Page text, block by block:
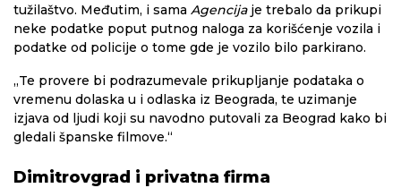
tužilaštvo. Međutim, i sama Agencijaje trebalo da prikupi
neke podatke poput putnog naloga za korišćenje vozila i
podatke od policije o tome gde je vozilo bilo parkirano.
„Te provere bi podrazumevale prikupljanje podataka o
vremenu dolaska u i odlaska iz Beograda, te uzimanje
izjava od ljudi koji su navodno putovali za Beograd kako bi
gledali španske filmove.“
Dimitrovgrad i privatna firma